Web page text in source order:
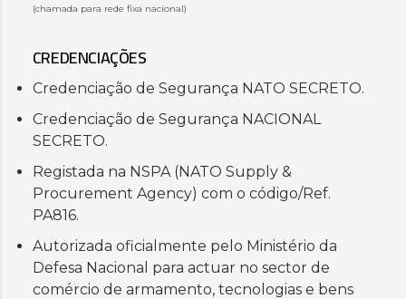
(chamada para rede fixa nacional)
CREDENCIAÇÕES
Credenciação de Segurança NATO SECRETO.
Credenciação de Segurança NACIONAL
SECRETO.
Registada na NSPA (NATO Supply &
Procurement Agency) com o código/Ref.
PA816.
Autorizada oficialmente pelo Ministério da
Defesa Nacional para actuar no sector de
comércio de armamento, tecnologias e bens